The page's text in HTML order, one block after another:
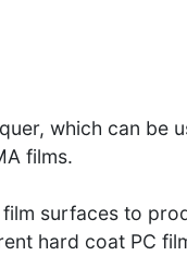
which can be
films.
surfaces to
hard coat PC